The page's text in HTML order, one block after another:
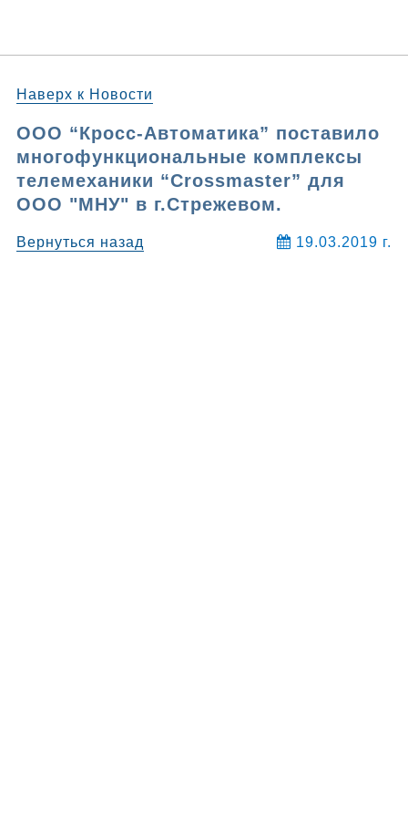
Наверх к Новости
ООО “Кросс-Автоматика” поставило
многофункциональные комплексы
телемеханики “Crossmaster” для
ООО "МНУ" в г.Стрежевом.
Вернуться назад 19.03.2019 г.